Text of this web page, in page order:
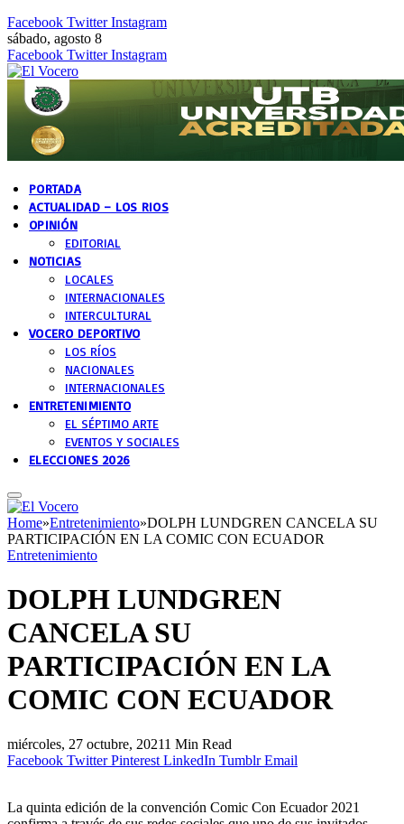
Facebook Twitter Instagram
sábado, agosto 8
Facebook Twitter Instagram
PORTADA
ACTUALIDAD – LOS RIOS
OPINIÓN
EDITORIAL
NOTICIAS
LOCALES
INTERNACIONALES
INTERCULTURAL
VOCERO DEPORTIVO
LOS RÍOS
NACIONALES
INTERNACIONALES
ENTRETENIMIENTO
EL SÉPTIMO ARTE
EVENTOS Y SOCIALES
ELECCIONES 2026
Home»Entretenimiento»DOLPH LUNDGREN CANCELA SU
PARTICIPACIÓN EN LA COMIC CON ECUADOR
Entretenimiento
DOLPH LUNDGREN
CANCELA SU
PARTICIPACIÓN EN LA
COMIC CON ECUADOR
miércoles, 27 octubre, 20211 Min Read
Facebook Twitter Pinterest LinkedIn Tumblr Email
La quinta edición de la convención Comic Con Ecuador 2021